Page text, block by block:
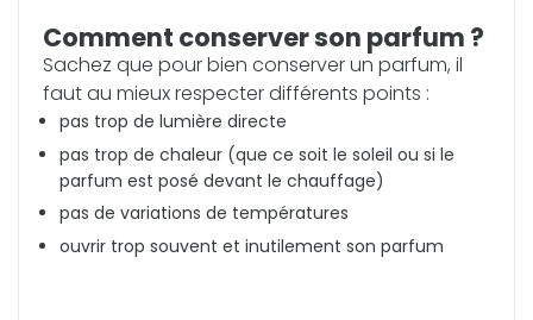
Comment conserver son parfum ?
Sachez que pour bien conserver un parfum, il
faut au mieux respecter différents points :
pas trop de lumière directe
pas trop de chaleur (que ce soit le soleil ou si le
parfum est posé devant le chauffage)
pas de variations de températures
ouvrir trop souvent et inutilement son parfum